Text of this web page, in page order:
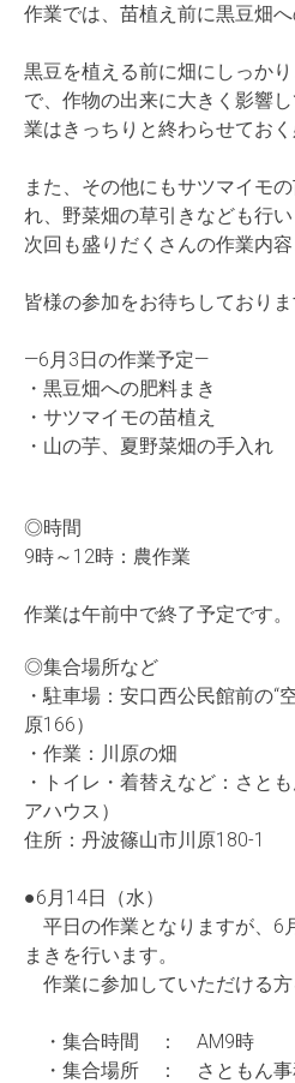
作業では、苗植え前に黒豆畑へ
黒豆を植える前に畑にしっか
で、作物の出来に大きく影響
業はきっちりと終わらせておく
また、その他にもサツマイモ
れ、野菜畑の草引きなども行い
次回も盛りだくさんの作業内
皆様の参加をお待ちしておりま
—6月3日の作業予定—
・黒豆畑への肥料まき
・サツマイモの苗植え
・山の芋、夏野菜畑の手入れ
◎時間
9時～12時：農作業
作業は午前中で終了予定です。
◎集合場所など
・駐車場：安口西公民館前の“
原166）
・作業：川原の畑
・トイレ・着替えなど：さと
アハウス）
住所：丹波篠山市川原180-1
●6月14日（水）
平日の作業となりますが、6
まきを行います。
作業に参加していただける方
・集合時間 ： AM9時
・集合場所 ： さともん事